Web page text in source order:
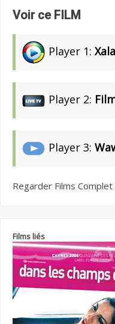
Voir ce FILM
Player 1:
Player 2:
Player 3:
Regarder Films
Films liés